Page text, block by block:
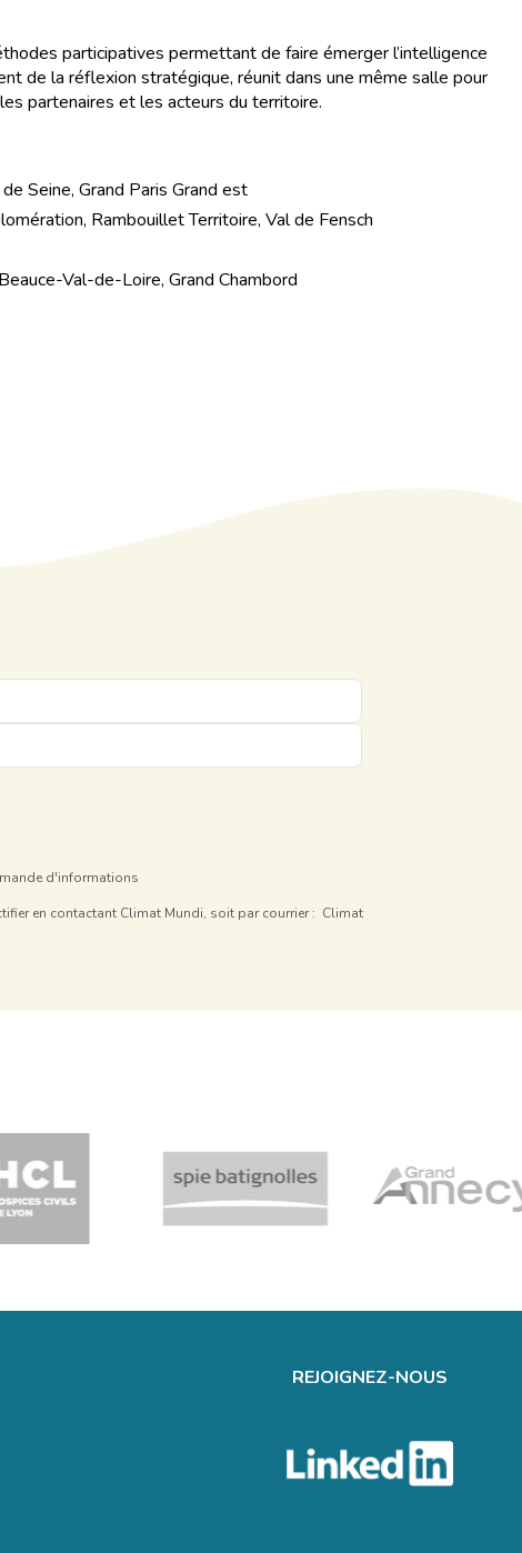
participatives permettant de faire émerger l’intelligence
de la réflexion stratégique, réunit dans une même salle pour
partenaires et les acteurs du territoire.
Seine, Grand Paris Grand est
Rambouillet Territoire, Val de Fensch
Val-de-Loire, Grand Chambord
d'informations
en contactant Climat Mundi, soit par courrier : Climat
REJOIGNEZ-NOUS